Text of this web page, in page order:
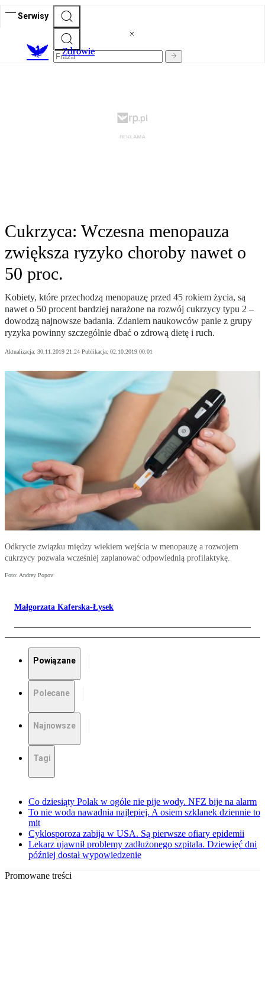
Serwisy
Zdrowie
Cukrzyca: Wczesna menopauza
zwiększa ryzyko choroby nawet o
50 proc.
Kobiety, które przechodzą menopauzę przed 45 rokiem życia, są
nawet o 50 procent bardziej narażone na rozwój cukrzycy typu 2 –
dowodzą najnowsze badania. Zdaniem naukowców panie z grupy
ryzyka powinny szczególnie dbać o zdrową dietę i ruch.
Aktualizacja: 30.11.2019 21:24 Publikacja: 02.10.2019 00:01
Odkrycie związku między wiekiem wejścia w menopauzę a rozwojem
cukrzycy pozwala wcześniej zaplanować odpowiednią profilaktykę.
Foto: Andrey Popov
Małgorzata Kaferska-Łysek
Powiązane
Polecane
Najnowsze
Tagi
Co dziesiąty Polak w ogóle nie pije wody. NFZ bije na alarm
To nie woda nawadnia najlepiej. A osiem szklanek dziennie to
mit
Cyklosporoza zabija w USA. Są pierwsze ofiary epidemii
Lekarz ujawnił problemy zadłużonego szpitala. Dziewięć dni
później dostał wypowiedzenie
Promowane treści